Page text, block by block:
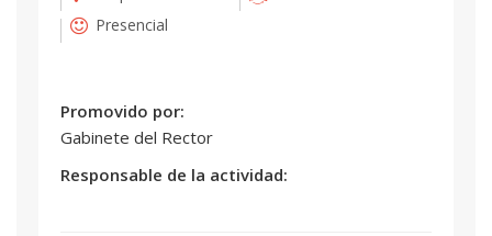
Presencial
Promovido por:
Gabinete del Rector
Responsable de la actividad: